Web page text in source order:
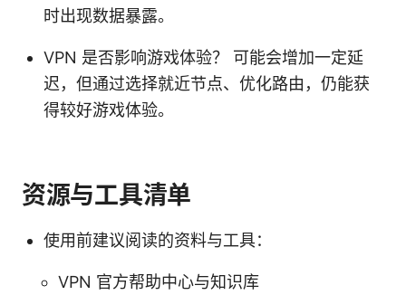
时出现数据暴露。
VPN 是否影响游戏体验？ 可能会增加一定延
迟，但通过选择就近节点、优化路由，仍能获
得较好游戏体验。
资源与工具清单
使用前建议阅读的资料与工具：
VPN 官方帮助中心与知识库